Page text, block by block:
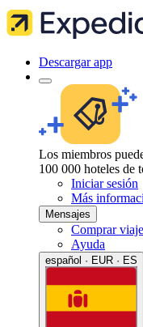
Descargar app
Los miembros
100 000 hoteles de
Iniciar sesión
Más
Mensajes
Comprar viaje
Ayuda
español · EUR · ES